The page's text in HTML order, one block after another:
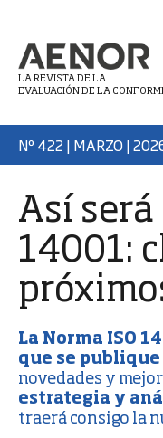
LA REVISTA DE LA
EVALUACIÓN DE LA
Nº 422 | MARZO|
Así será
14001:
La Norma ISO
que se publique
novedades y
estrategia y
traerá consigo la